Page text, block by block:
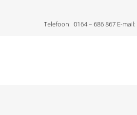
Telefoon: 0164 – 686 867 E-mail: